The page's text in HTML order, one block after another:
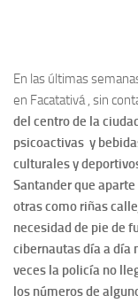
En las últimas
en Facatativá , sin
del centro de la
psicoactivas y
culturales y
Santander que
otras como riñas
necesidad de pie de
cibernautas día a día
veces la policía no
los números de